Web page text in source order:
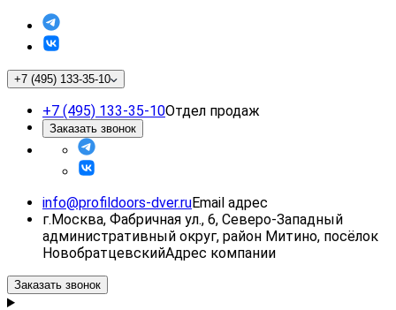
+7 (495) 133-35-10
+7 (495) 133-35-10Отдел продаж
Заказать звонок
info@profildoors-dver.ruEmail адрес
г.Москва, Фабричная ул., 6, Северо-Западный
административный округ, район Митино, посёлок
НовобратцевскийАдрес компании
Заказать звонок